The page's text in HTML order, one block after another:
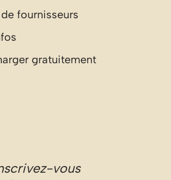
fournisseurs
gratuitement
vous